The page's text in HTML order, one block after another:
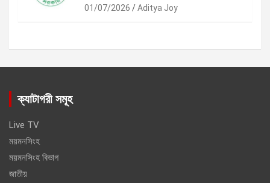
01/07/2026 Aditya Joy
ক্যাটাগরী সমূহ
Live TV
ময়মনসিংহ
ময়মনসিংহ বিভাগ
জাতীয়